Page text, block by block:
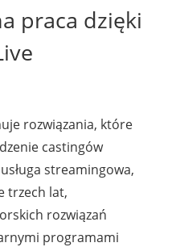
praca dzięki
rozwiązania, które
castingów
streamingowa,
trzech lat,
rozwiązań
programami